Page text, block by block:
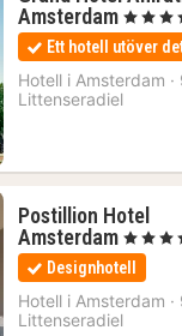
Amsterdam1
natt
från
2336
kr.
, 5
Ett hotell utöver
Hotell i Amsterdam ·
Littenseradiel
Postillion Hotel
Amsterdam1
natt
från
1222
kr.
, 4
Designhotell
Hotell i Amsterdam ·
Littenseradiel